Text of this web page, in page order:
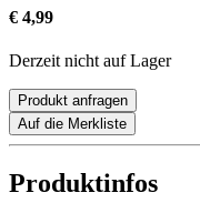
€ 4,99
Derzeit nicht auf Lager
Produkt anfragen
Auf die Merkliste
Produktinfos